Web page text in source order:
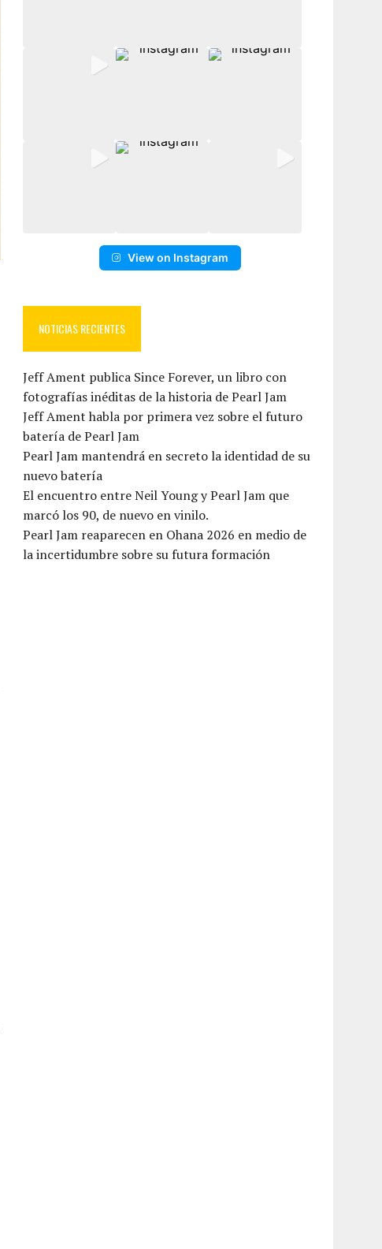
View on Instagram
NOTICIAS RECIENTES
Jeff Ament publica Since Forever, un libro con
fotografías inéditas de la historia de Pearl Jam
Jeff Ament habla por primera vez sobre el futuro
batería de Pearl Jam
Pearl Jam mantendrá en secreto la identidad de su
nuevo batería
El encuentro entre Neil Young y Pearl Jam que
marcó los 90, de nuevo en vinilo.
Pearl Jam reaparecen en Ohana 2026 en medio de
la incertidumbre sobre su futura formación